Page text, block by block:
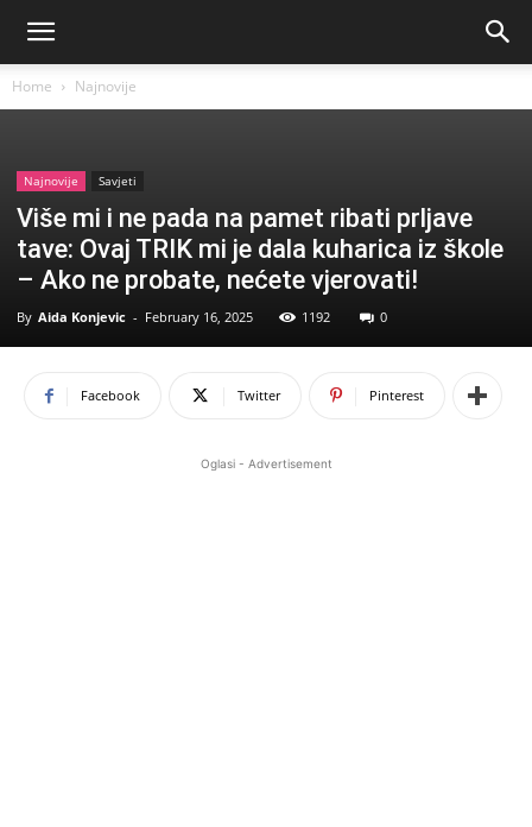
Home Najnovije
Najnovije Savjeti
Više mi i ne pada na pamet ribati prljave
tave: Ovaj TRIK mi je dala kuharica iz škole
– Ako ne probate, nećete vjerovati!
By Aida Konjevic - February 16, 2025 1192 0
Facebook Twitter Pinterest
Oglasi - Advertisement